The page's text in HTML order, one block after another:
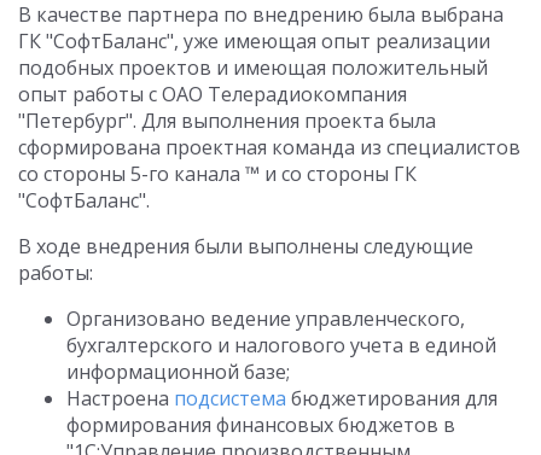
В качестве партнера по внедрению была выбрана
ГК "СофтБаланс", уже имеющая опыт реализации
подобных проектов и имеющая положительный
опыт работы с ОАО Телерадиокомпания
"Петербург". Для выполнения проекта была
сформирована проектная команда из специалистов
со стороны 5-го канала ™ и со стороны ГК
"СофтБаланс".
В ходе внедрения были выполнены следующие
работы:
Организовано ведение управленческого,
бухгалтерского и налогового учета в единой
информационной базе;
Настроена подсистема бюджетирования для
формирования финансовых бюджетов в